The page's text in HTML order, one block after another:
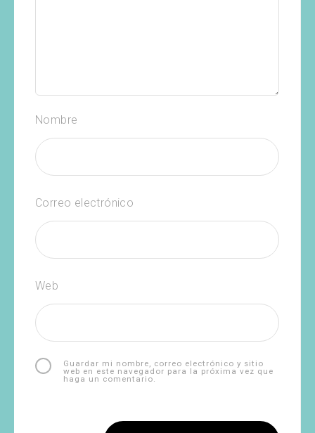
Nombre
Correo electrónico
Web
Guardar mi nombre, correo electrónico y sitio
web en este navegador para la próxima vez que
haga un comentario.